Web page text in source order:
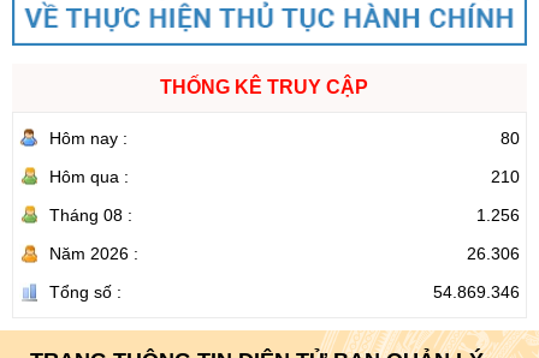
THỐNG KÊ TRUY CẬP
Hôm nay :
80
Hôm qua :
210
Tháng 08 :
1.256
Năm 2026 :
26.306
Tổng số :
54.869.346